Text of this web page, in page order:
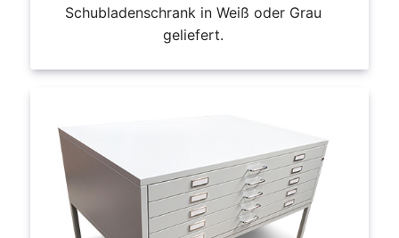
Schubladenschrank in Weiß oder Grau
geliefert.